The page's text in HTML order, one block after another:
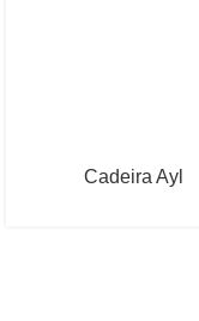
Cadeira Ayl